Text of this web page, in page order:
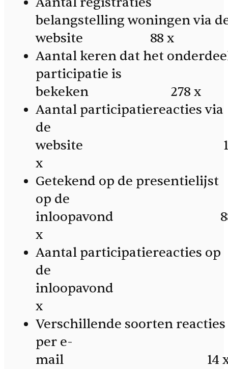
belangstelling woningen via
website 88 x
Aantal keren dat het
participatie is
bekeken 278 x
Aantal participatiereacties via
de
website
x
Getekend op de presentielijst
op de
inloopavond
x
Aantal participatiereacties op
de
inloopavond
x
Verschillende soorten reacties
per e-
mail 14